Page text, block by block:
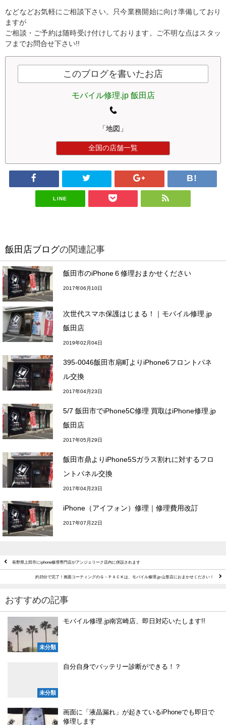
などなどお気軽にご相談下さい。只今業務開始に向け準備しており
ますが
ご相談・ご予約は随時受け付けしております。ご不明な点はスタッ
フまでお問合せ下さい!!
このブログを書いたお店
モバイル修理.jp 飯田店
「地図」
全国の店舗一覧
LINE
飯田店ブログの関連記事
飯田市のiPhone６修理おまかせください
2017年06月10日
次世代スマホ保護はじまる！｜モバイル修理.jp
飯田店
2019年02月04日
395-0046飯田市扇町よりiPhone6フロントパネ
ル交換
2017年04月23日
5/7 飯田市でiPhone5C修理 買取はiPhone修理.jp
飯田店
2017年05月29日
飯田市鼎よりiPhone5Sガラス割れに対するフロ
ントパネル交換
2017年04月23日
iPhone（アイフォン）修理｜修理費用改訂
2017年07月22日
長野県上田市にiphone修理専門店がアンジェリーク店内に併設されます
約15分で完了！画面コーティングのＧ－ＰＡＣＫは、モバイル修理.jp 山形店におまかせください！
おすすめの記事
未分類
モバイル修理.jp南宮崎店、即日対応いたします!!
未分類
自分自身でバッテリー診断ができる！？
画面に「液晶漏れ」が起きているiPhoneでも即日で
修理します